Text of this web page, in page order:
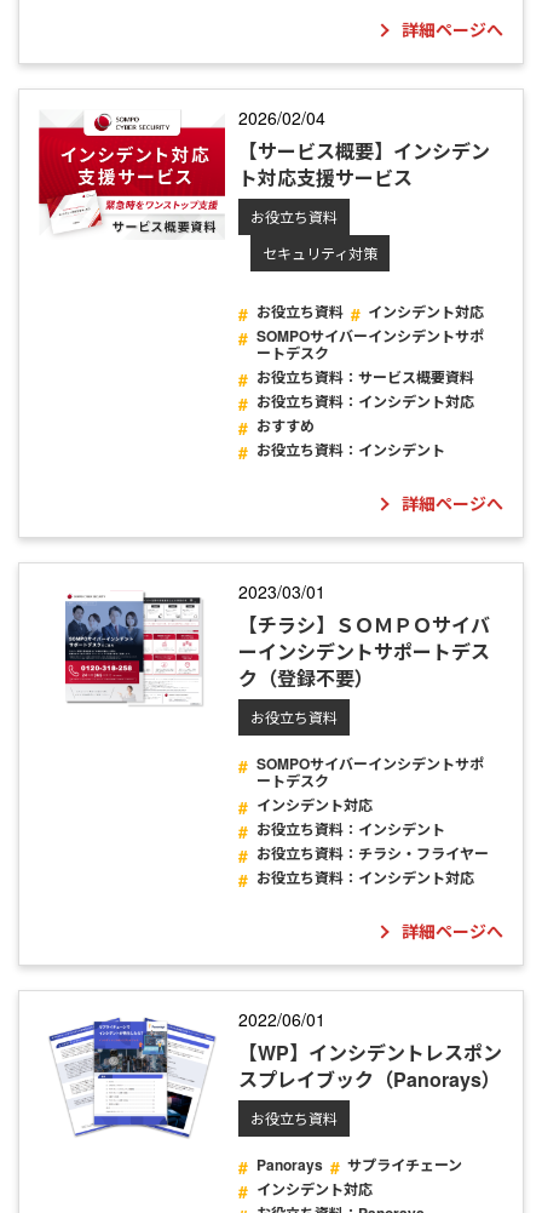
詳細ページへ
2026/02/04
【サービス概要】インシデン
ト対応支援サービス
お役立ち資料
セキュリティ対策
お役立ち資料
インシデント対応
SOMPOサイバーインシデントサポ
ートデスク
お役立ち資料：サービス概要資料
お役立ち資料：インシデント対応
おすすめ
お役立ち資料：インシデント
詳細ページへ
2023/03/01
【チラシ】ＳＯＭＰＯサイバ
ーインシデントサポートデス
ク（登録不要）
お役立ち資料
SOMPOサイバーインシデントサポ
ートデスク
インシデント対応
お役立ち資料：インシデント
お役立ち資料：チラシ・フライヤー
お役立ち資料：インシデント対応
詳細ページへ
2022/06/01
【WP】インシデントレスポン
スプレイブック（Panorays）
お役立ち資料
Panorays
サプライチェーン
インシデント対応